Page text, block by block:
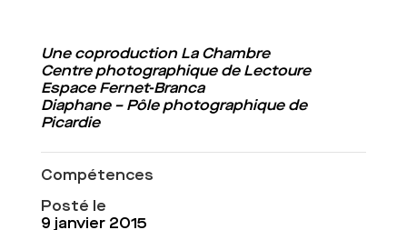
Une coproduction La Chambre
Centre photographique de Lectoure
Espace Fernet-Branca
Diaphane – Pôle photographique de
Picardie
Compétences
Posté le
9 janvier 2015